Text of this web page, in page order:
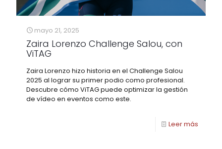
mayo 21, 2025
Zaira Lorenzo Challenge Salou, con
ViTAG
Zaira Lorenzo hizo historia en el Challenge Salou
2025 al lograr su primer podio como profesional.
Descubre cómo ViTAG puede optimizar la gestión
de vídeo en eventos como este.
Leer más